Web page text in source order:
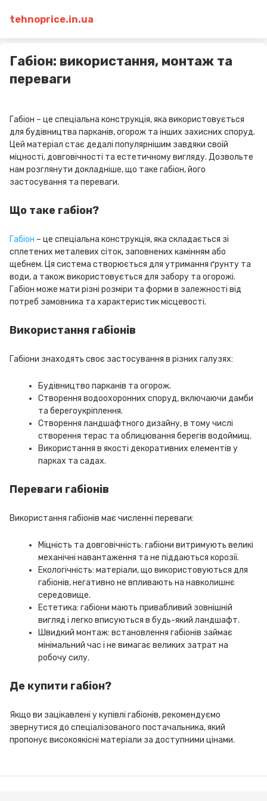
tehnoprice.in.ua
Габіон: використання, монтаж та
переваги
Габіон – це спеціальна конструкція, яка використовується
для будівництва парканів, огорож та інших захисних споруд.
Цей матеріал стає дедалі популярнішим завдяки своїй
міцності, довговічності та естетичному вигляду. Дозвольте
нам розглянути докладніше, що таке габіон, його
застосування та переваги.
Що таке габіон?
Габіон – це спеціальна конструкція, яка складається зі
сплетених металевих сіток, заповнених камінням або
щебнем. Ця система створюється для утримання ґрунту та
води, а також використовується для забору та огорожі.
Габіон може мати різні розміри та форми в залежності від
потреб замовника та характеристик місцевості.
Використання габіонів
Габіони знаходять своє застосування в різних галузях:
Будівництво парканів та огорож.
Створення водоохоронних споруд, включаючи дамби
та берегоукріплення.
Створення ландшафтного дизайну, в тому числі
створення терас та облицювання берегів водоймищ.
Використання в якості декоративних елементів у
парках та садах.
Переваги габіонів
Використання габіонів має численні переваги:
Міцність та довговічність: габіони витримують великі
механічні навантаження та не піддаються корозії.
Екологічність: матеріали, що використовуються для
габіонів, негативно не впливають на навколишнє
середовище.
Естетика: габіони мають привабливий зовнішній
вигляд і легко вписуються в будь-який ландшафт.
Швидкий монтаж: встановлення габіонів займає
мінімальний час і не вимагає великих затрат на
робочу силу.
Де купити габіон?
Якщо ви зацікавлені у купівлі габіонів, рекомендуємо
звернутися до спеціалізованого постачальника, який
пропонує високоякісні матеріали за доступними цінами.